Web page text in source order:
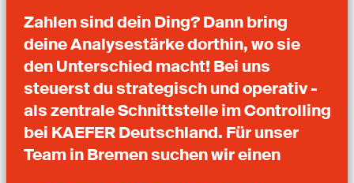
Zahlen sind dein Ding? Dann bring
deine Analysestärke dorthin, wo sie
den Unterschied macht! Bei uns
steuerst du strategisch und operativ -
als zentrale Schnittstelle im Controlling
bei KAEFER Deutschland. Für unser
Team in Bremen suchen wir einen